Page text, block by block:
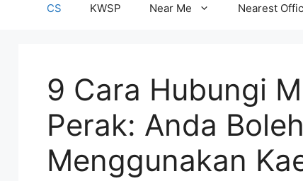
CS KWSP Near Me Nearest
9 Cara Hubungi
Perak: Anda
Menggunakan